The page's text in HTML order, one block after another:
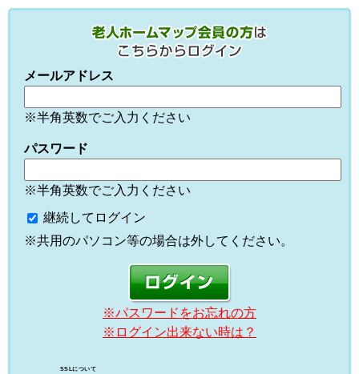
メールアドレス
※半角英数でご入力ください
パスワード
※半角英数でご入力ください
継続してログイン
※共用のパソコン等の場合は外してください。
※パスワードをお忘れの方
※ログイン出来ない時は？
SSLについて